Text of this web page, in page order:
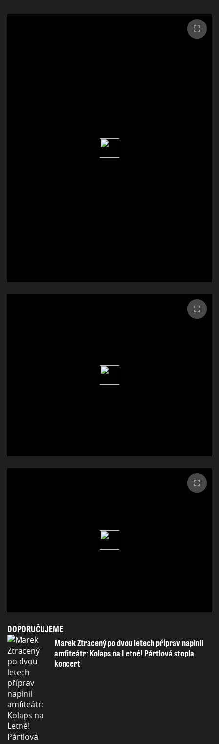
DOPORUČUJEME
Marek Ztracený po dvou letech příprav naplnil
amfiteátr: Kolaps na Letné! Pártlová stopla
koncert